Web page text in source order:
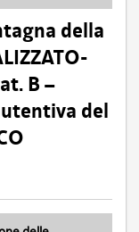
della
B –
del